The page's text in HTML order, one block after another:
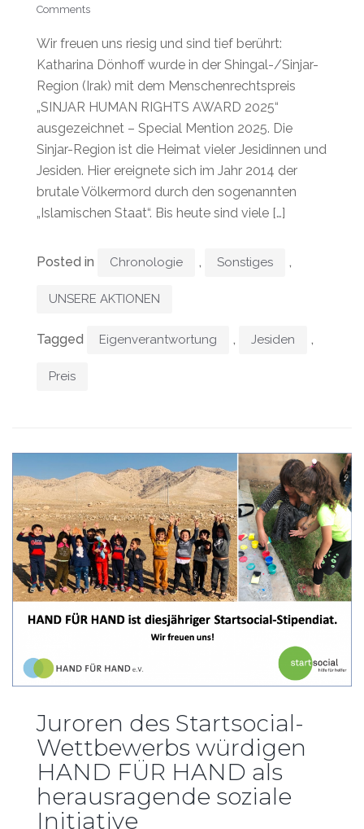
Comments
Wir freuen uns riesig und sind tief berührt:
Katharina Dönhoff wurde in der Shingal-/Sinjar-
Region (Irak) mit dem Menschenrechtspreis
„SINJAR HUMAN RIGHTS AWARD 2025“
ausgezeichnet – Special Mention 2025. Die
Sinjar-Region ist die Heimat vieler Jesidinnen und
Jesiden. Hier ereignete sich im Jahr 2014 der
brutale Völkermord durch den sogenannten
„Islamischen Staat“. Bis heute sind viele […]
Posted in Chronologie , Sonstiges ,
UNSERE AKTIONEN
Tagged Eigenverantwortung , Jesiden ,
Preis
Juroren des Startsocial-
Wettbewerbs würdigen
HAND FÜR HAND als
herausragende soziale
Initiative